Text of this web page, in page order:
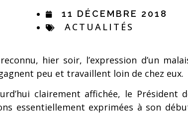
11 DÉCEMBRE 2018
ACTUALITÉS
hier soir, l’expression d’un
peu et travaillent loin de chez eux.
clairement affichée, le Président
essentiellement exprimées à son